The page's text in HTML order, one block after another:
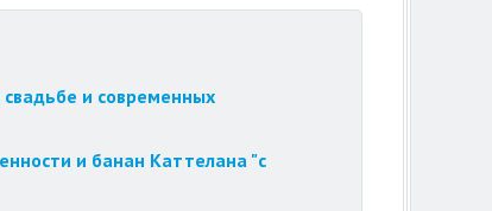
свадьбе и современных
и банан Каттелана "с